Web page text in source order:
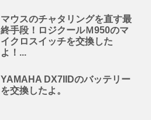
マウスのチャタリングを直す最
終手段！ロジクールＭ950のマ
イクロスイッチを交換した
よ！...
YAMAHA DX7IIDのバッテリー
を交換したよ。